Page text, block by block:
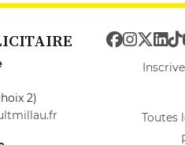
2)
Toutes